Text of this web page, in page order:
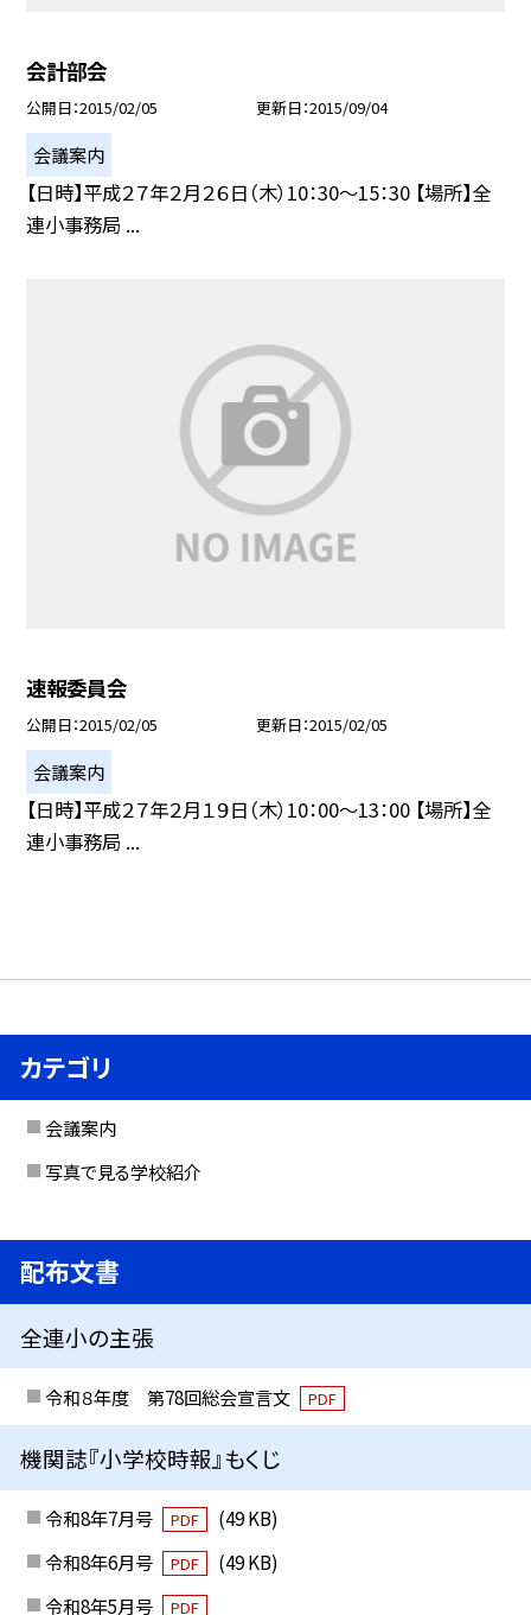
会計部会
公開日 2015/02/05 更新日 2015/09/04
会議案内
【日時】平成２７年２月２６日（木）10：30〜15：30 【場所】全
連小事務局 ...
速報委員会
公開日 2015/02/05 更新日 2015/02/05
会議案内
【日時】平成２７年２月１９日（木）10：00〜13：00 【場所】全
連小事務局 ...
カテゴリ
会議案内
写真で見る学校紹介
配布文書
全連小の主張
令和８年度 第78回総会宣言文 PDF
機関誌『小学校時報』もくじ
令和8年7月号 PDF
(49 KB)
令和8年6月号
PDF
(49 KB)
令和8年5月号
PDF